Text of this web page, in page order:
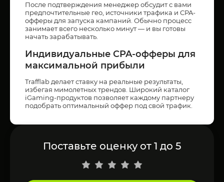
После подтверждения менеджер обсудит с вами
предпочтительные гео, источники трафика и CPA-
офферы для запуска кампаний. Обычно процесс
занимает всего несколько минут — и вы готовы
начать зарабатывать.
Индивидуальные CPA-офферы для
максимальной прибыли
Trafflab делает ставку на реальные результаты,
избегая мимолетных трендов. Широкий каталог
iGaming-продуктов позволяет каждому партнеру
подобрать оптимальный оффер под свой трафик.
Поставьте оценку от 1 до 5